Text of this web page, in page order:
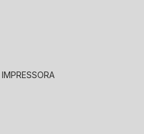
IMPRESSORA